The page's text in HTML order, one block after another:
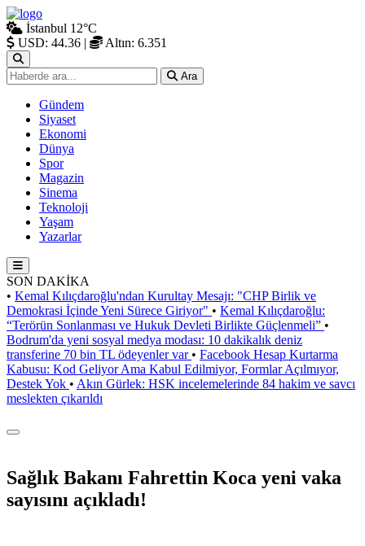
İstanbul 12°C
USD: 44.36 | Altın: 6.351
Ara
Gündem
Siyaset
Ekonomi
Dünya
Spor
Magazin
Sinema
Teknoloji
Yaşam
Yazarlar
SON DAKİKA
• Kemal Kılıçdaroğlu'ndan Kurultay Mesajı: "CHP Birlik ve
Demokrasi İçinde Yeni Sürece Giriyor" • Kemal Kılıçdaroğlu:
“Terörün Sonlanması ve Hukuk Devleti Birlikte Güçlenmeli” •
Bodrum'da yeni sosyal medya modası: 10 dakikalık deniz
transferine 70 bin TL ödeyenler var • Facebook Hesap Kurtarma
Kabusu: Kod Geliyor Ama Kabul Edilmiyor, Formlar Açılmıyor,
Destek Yok • Akın Gürlek: HSK incelemelerinde 84 hakim ve savcı
meslekten çıkarıldı
Sağlık Bakanı Fahrettin Koca yeni vaka
sayısını açıkladı!